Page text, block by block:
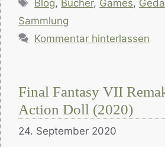
Blog, Bücher, Games,
Sammlung
Kommentar hinterlassen
Final Fantasy VII
Action Doll (2020)
24. September 2020